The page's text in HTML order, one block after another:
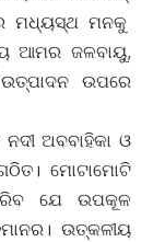
ମଧ୍ୟସ୍ଥ ମନକୁ
ଆମର ଜଳବାୟୁ,
ଉପରେ
ଅବବାହିକା ଓ
ମୋଟାମୋଟି
ଯେ ଉପକୂଳ
ଉତ୍କଳୀୟ